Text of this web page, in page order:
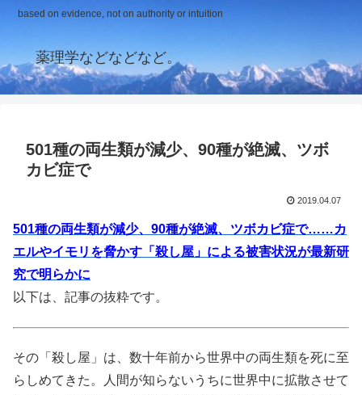
based on evidence, not on authority or intuition
薬理学などなどなど。
501種の両生類が減少、90種が絶滅、ツボ
カビ症で
2019.04.07
501種の両生類が減少、90種が絶滅、ツボカビ症で……カ
エルやイモリを脅かす「殺し屋」による被害状況が最新研
究で明らかに
以下は、記事の抜粋です。
その「殺し屋」は、数十年前から世界中の両生類を死に至
らしめてきた。人間が知らないうちに世界中に拡散させて